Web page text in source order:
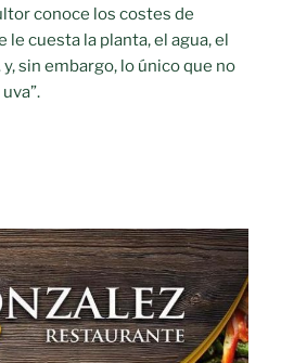
conoce los costes de
le cuesta la planta, el agua, el
sin embargo, lo único que no